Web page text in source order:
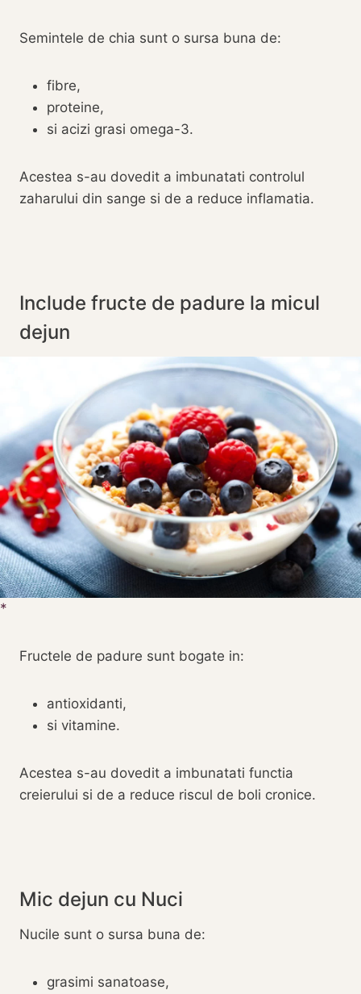
Semintele de chia sunt o sursa buna de:
fibre,
proteine,
si acizi grasi omega-3.
Acestea s-au dovedit a imbunatati controlul
zaharului din sange si de a reduce inflamatia.
Include fructe de padure la micul
dejun
Fructele de padure sunt bogate in:
antioxidanti,
si vitamine.
Acestea s-au dovedit a imbunatati functia
creierului si de a reduce riscul de boli cronice.
Mic dejun cu Nuci
Nucile sunt o sursa buna de:
grasimi sanatoase,